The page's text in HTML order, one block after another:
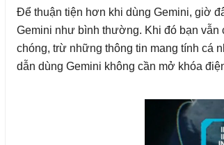
Để thuận tiện hơn khi dùng Gemini, giờ
Gemini như bình thường. Khi đó bạn vẫn
chóng, trừ những thông tin mang tính cá
dẫn dùng Gemini không cần mở khóa